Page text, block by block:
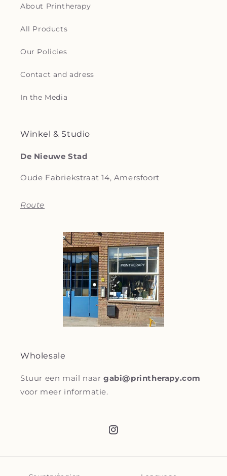
About Printherapy
All Products
Our Policies
Contact and adress
In the Media
Winkel & Studio
De Nieuwe Stad
Oude Fabriekstraat 14, Amersfoort
Route
Wholesale
Stuur een mail naar gabi@printherapy.com
voor meer informatie.
Instagram